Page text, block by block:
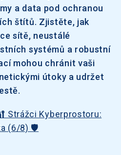
a data pod ochranou
štítů. Zjistěte, jak
sítě, neustálé
systémů a robustní
mohou chránit vaši
útoky a udržet
Strážci Kyberprostoru:
(6/8) 🛡️